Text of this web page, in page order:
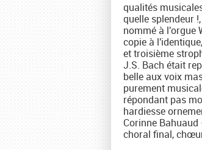
qualités
quelle splendeur
nommé à l'orgue
copie à
et troisième
J.S. Bach était
belle aux voix
purement
répondant pas
hardiesse
Corinne
choral final,